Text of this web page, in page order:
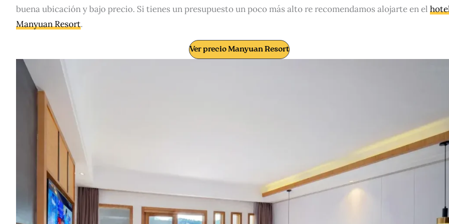
buena ubicación y bajo precio. Si tienes un presupuesto un poco más alto re recomendamos alojarte en el
Manyuan Resort.
Ver precio Manyuan Resort